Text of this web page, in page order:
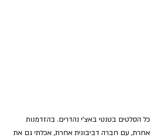
כל הסלטים בטנטי באצ'י נהדרים. בהזדמנות
אחרת, עם חברה דביבונית אחרת, אכלתי גם את